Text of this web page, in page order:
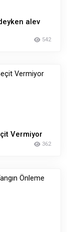
alev
542
Vermiyor
362